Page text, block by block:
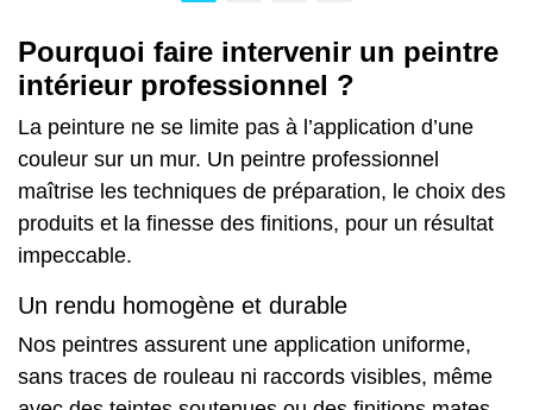
Pourquoi faire intervenir un peintre
intérieur professionnel ?
La peinture ne se limite pas à l’application d’une
couleur sur un mur. Un peintre professionnel
maîtrise les techniques de préparation, le choix des
produits et la finesse des finitions, pour un résultat
impeccable.
Un rendu homogène et durable
Nos peintres assurent une application uniforme,
sans traces de rouleau ni raccords visibles, même